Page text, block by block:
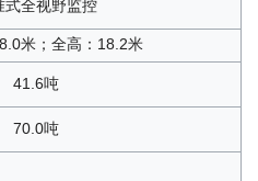
式全视野监控
米；全高：18.2米
41.6吨
70.0吨